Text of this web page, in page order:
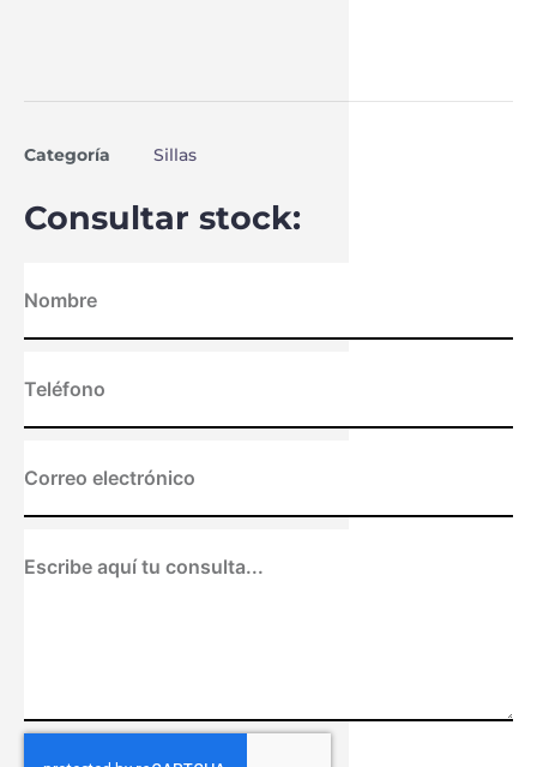
Categoría Sillas
Consultar stock: